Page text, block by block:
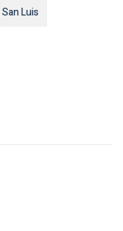
San Luis